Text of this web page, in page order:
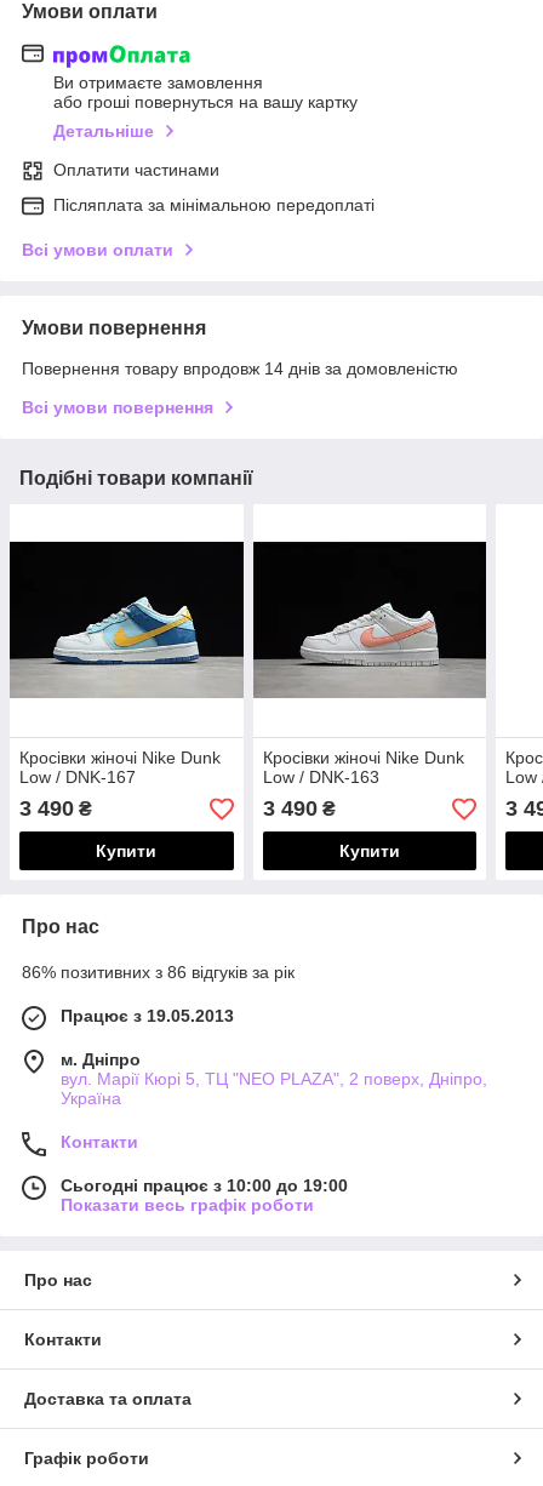
Умови оплати
Ви отримаєте замовлення
або гроші повернуться на вашу картку
Детальніше
Оплатити частинами
Післяплата за мінімальною передоплаті
Всі умови оплати
Умови повернення
Повернення товару впродовж 14 днів за домовленістю
Всі умови повернення
Подібні товари компанії
Кросівки жіночі Nike Dunk
Low / DNK-167
3 490 ₴
Купити
Кросівки жіночі Nike Dunk
Low / DNK-163
3 490₴
Купити
Low
3
Про нас
86% позитивних з 86 відгуків за рік
Працює з 19.05.2013
м. Дніпро
вул. Марії Кюрі 5, ТЦ "NEO PLAZA", 2 поверх, Дніпро,
Україна
Контакти
Сьогодні працює з 10:00 до 19:00
Показати весь графік роботи
Про нас
Контакти
Доставка та оплата
Графік роботи